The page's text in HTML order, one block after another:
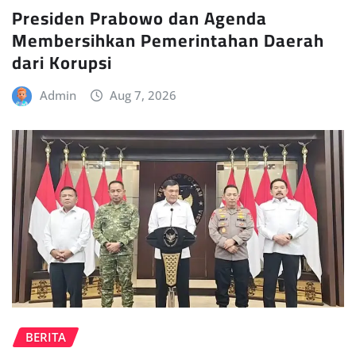
Presiden Prabowo dan Agenda
Membersihkan Pemerintahan Daerah
dari Korupsi
Admin Aug 7, 2026
BERITA